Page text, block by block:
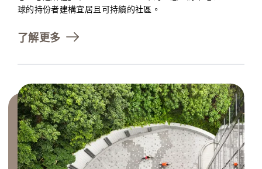
球的持份者建構宜居且可持續的社區。
了解更多